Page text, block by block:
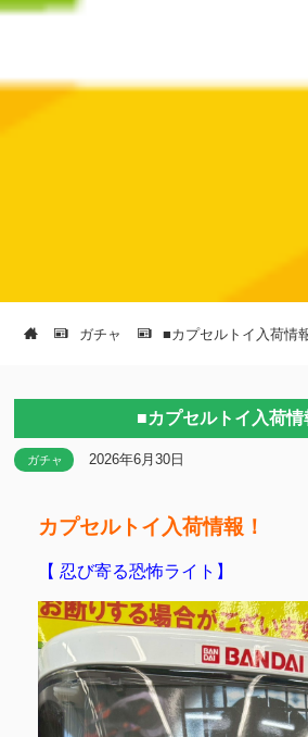
ガチャ ■カプセルトイ入荷情
■カプセルトイ入荷情
ガチャ 2026年6月30日
カプセルトイ入荷情報！
【 忍び寄る恐怖ライト】